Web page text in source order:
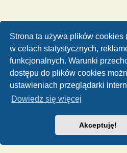
Strona ta używa plików cookies
w celach statystycznych,
funkcjonalnych. Warunki
dostępu do plików cookies
ustawieniach przeglądarki
Dowiedz się więcej
Akceptuję!